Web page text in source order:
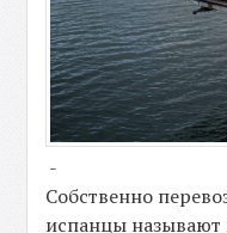
-
Собственно
испанцы называют